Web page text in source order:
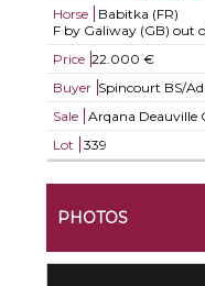
Horse
Babitka (FR)
F by Galiway (GB) out
Price 22.000 €
Buyer Spincourt BS/
Sale
Arqana Deauville
Lot
339
PHOTOS